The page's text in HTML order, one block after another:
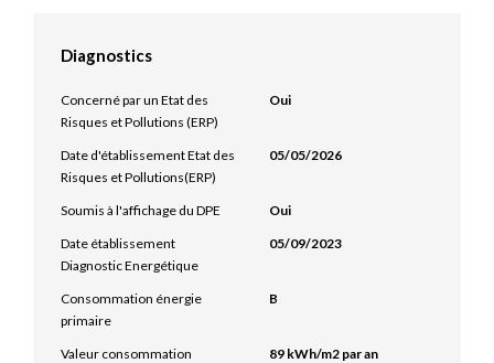
Diagnostics
Concerné par un Etat des
Risques et Pollutions (ERP)
Oui
Date d'établissement Etat des
Risques et Pollutions(ERP)
05/05/2026
Soumis à l'affichage du DPE
Oui
Date établissement
Diagnostic Energétique
05/09/2023
Consommation énergie
primaire
B
Valeur consommation
89 kWh/m2 par an